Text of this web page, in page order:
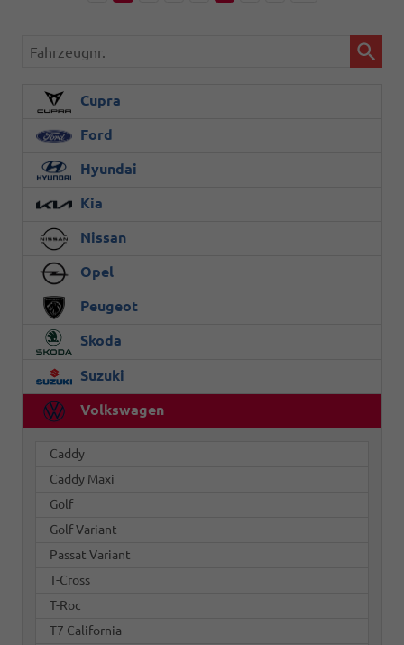
Fahrzeugnr.
Cupra
Ford
Hyundai
Kia
Nissan
Opel
Peugeot
Skoda
Suzuki
Volkswagen
Caddy
Caddy Maxi
Golf
Golf Variant
Passat Variant
T-Cross
T-Roc
T7 California